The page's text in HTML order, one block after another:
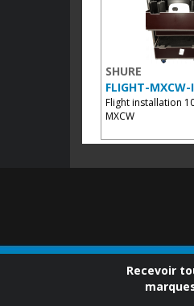
SHURE
FLIGHT-MXCW-
Flight installation
MXCW
Recevoir